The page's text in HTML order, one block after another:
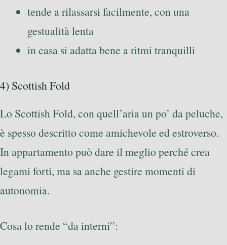
tende a rilassarsi facilmente, con una
gestualità lenta
in casa si adatta bene a ritmi tranquilli
4) Scottish Fold
Lo Scottish Fold, con quell’aria un po’ da peluche,
è spesso descritto come amichevole ed estroverso.
In appartamento può dare il meglio perché crea
legami forti, ma sa anche gestire momenti di
autonomia.
Cosa lo rende “da interni”: